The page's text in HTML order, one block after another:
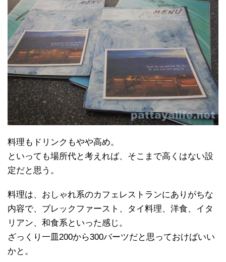
料理もドリンクもやや高め。
といっても場所代と考えれば、そこまで高くはない設
定だと思う。
料理は、おしゃれ系のカフェレストランにありがちな
内容で、ブレックファースト、タイ料理、洋食、イタ
リアン、和食系といった感じ。
ざっくり一皿200から300バーツだと思っておけばいい
かと。